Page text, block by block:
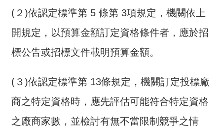
私
權
保
護
政
府
網
(２)依認定標準第 5 條第 3項規定，機關依上
開規定，以預算金額訂定資格條件者，應於招
標公告或招標文件載明預算金額。
(３)依認定標準第 13條規定，機關訂定投標廠
商之特定資格時，應先評估可能符合特定資格
之廠商家數，並檢討有無不當限制競爭之情